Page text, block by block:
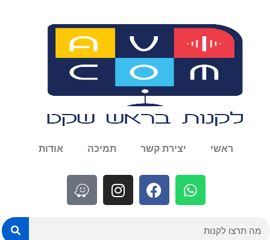
ראשי יצירת קשר תמיכה אודות